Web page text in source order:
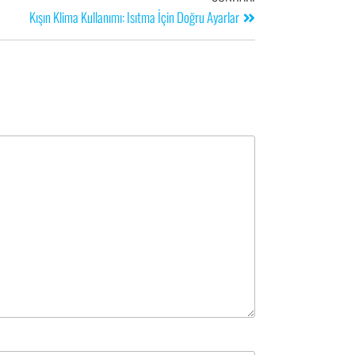
Kışın Klima Kullanımı: Isıtma İçin Doğru Ayarlar